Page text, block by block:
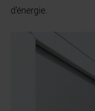
d’énergie.